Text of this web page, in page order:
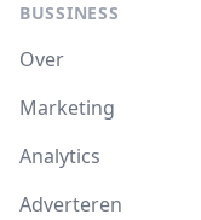
BUSSINESS
Over
Marketing
Analytics
Adverteren